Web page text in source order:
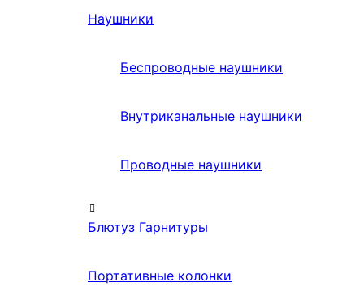
Наушники
Беспроводные наушники
Внутриканальные наушники
Проводные наушники
Блютуз Гарнитуры
Портативные колонки